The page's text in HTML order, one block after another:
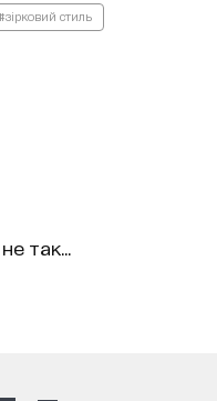
#зірковий стиль
так...